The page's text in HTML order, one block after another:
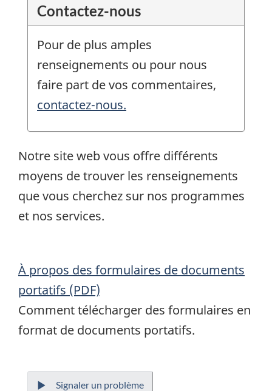
Contactez-nous
Pour de plus amples
renseignements ou pour nous
faire part de vos commentaires,
contactez-nous.
Notre site web vous offre différents
moyens de trouver les renseignements
que vous cherchez sur nos programmes
et nos services.
À propos des formulaires de documents
portatifs (PDF)
Comment télécharger des formulaires en
format de documents portatifs.
Signaler un problème